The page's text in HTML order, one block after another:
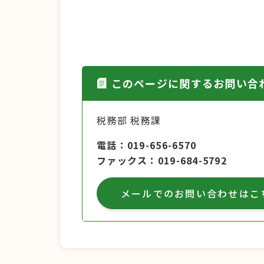
このページに関するお問い合
税務部 税務課
電話
019-656-6570
ファックス
019-684-5792
メールでのお問い合わせはこ